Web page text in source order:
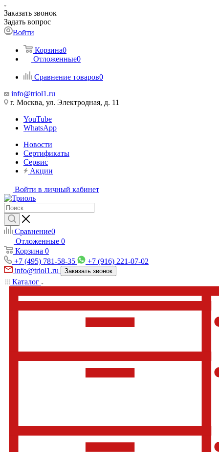
Заказать звонок
Задать вопрос
Войти
Корзина0
Отложенные0
Сравнение товаров0
info@triol1.ru
г. Москва, ул. Электродная, д. 11
YouTube
WhatsApp
Новости
Сертификаты
Сервис
Акции
Войти в личный кабинет
Сравнение0
Отложенные 0
Корзина 0
+7 (495) 781-58-35
+7 (916) 221-07-02
info@triol1.ru
Заказать звонок
Каталог